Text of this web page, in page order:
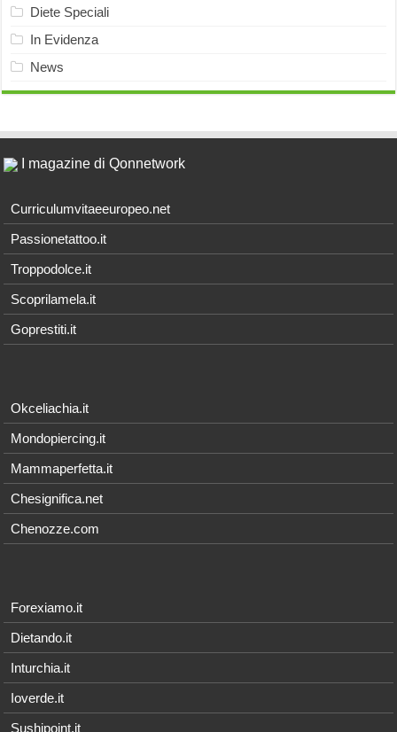
Diete Speciali
In Evidenza
News
I magazine di Qonnetwork
Curriculumvitaeeuropeo.net
Passionetattoo.it
Troppodolce.it
Scoprilamela.it
Goprestiti.it
Okceliachia.it
Mondopiercing.it
Mammaperfetta.it
Chesignifica.net
Chenozze.com
Forexiamo.it
Dietando.it
Inturchia.it
Ioverde.it
Sushipoint.it